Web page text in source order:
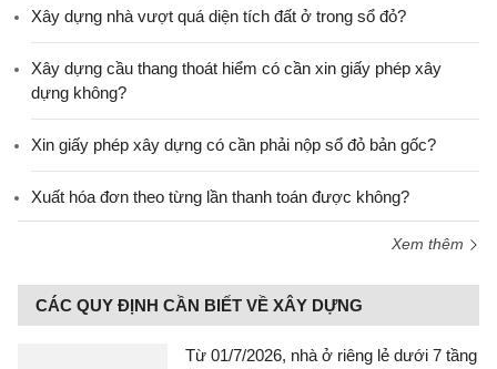
Xây dựng nhà vượt quá diện tích đất ở trong sổ đỏ?
Xây dựng cầu thang thoát hiểm có cần xin giấy phép xây
dựng không?
Xin giấy phép xây dựng có cần phải nộp sổ đỏ bản gốc?
Xuất hóa đơn theo từng lần thanh toán được không?
Xem thêm
CÁC QUY ĐỊNH CẦN BIẾT VỀ XÂY DỰNG
Từ 01/7/2026, nhà ở riêng lẻ dưới 7 tầng